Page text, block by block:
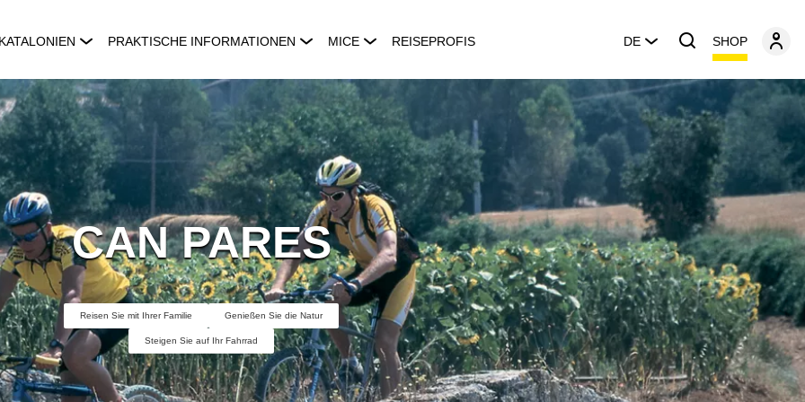
PRAKTISCHE INFORMATIONEN MICE REISEPROFIS DE SHOP
CAN PARES
Reisen Sie mit Ihrer Familie Genießen Sie die Natur
Steigen Sie auf Ihr Fahrrad